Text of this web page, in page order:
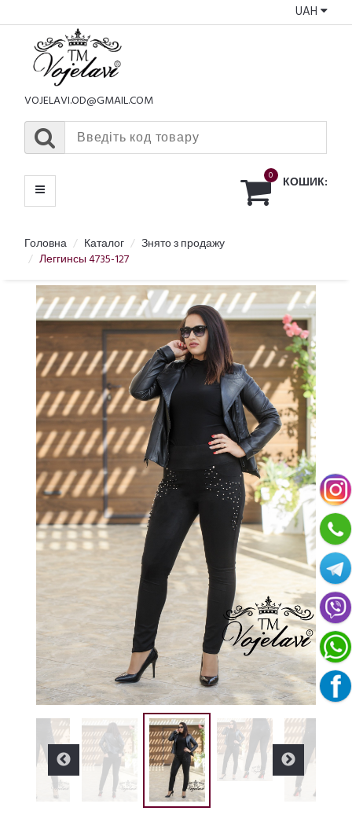
UAH
VOJELAVI.OD@GMAIL.COM
0 КОШИК:
МЕНЮ
Головна Каталог
Знято з продажу
Леггинсы 4735-127